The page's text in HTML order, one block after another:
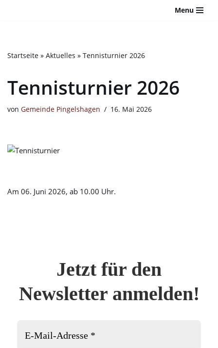
Website
Barrierefreiheitssystem.
Menu
Startseite » Aktuelles » Tennisturnier 2026
Tennisturnier 2026
von Gemeinde Pingelshagen 16. Mai 2026
Am 06. Juni 2026, ab 10.00 Uhr.
Jetzt für den
Newsletter anmelden!